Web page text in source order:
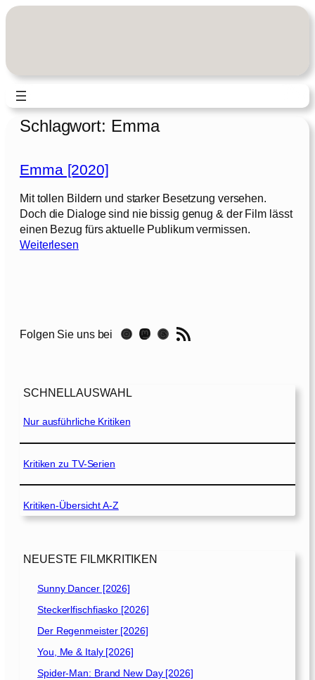
Zum
Schlagwort: Emma
Emma [2020]
Mit tollen Bildern und starker Besetzung versehen.
Doch die Dialoge sind nie bissig genug & der Film lässt
einen Bezug fürs aktuelle Publikum vermissen.
Weiterlesen:
2
]
Folgen Sie uns bei Instagram Mastodon Threads RSS-Feed
SCHNELLAUSWAHL
Nur ausführliche Kritiken
Kritiken zu TV-Serien
Kritiken-Übersicht A-Z
NEUESTE FILMKRITIKEN
Sunny Dancer [2026]
Steckerlfischfiasko [2026]
Der Regenmeister [2026]
You, Me & Italy [2026]
Spider-Man: Brand New Day [2026]